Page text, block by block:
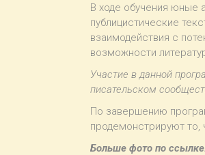
В ходе обучения юные
публицистические
взаимодействия с
возможности
Участие в данной
писательском
По завершению
продемонстрируют то,
Больше фото по